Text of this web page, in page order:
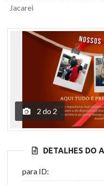
Jacarei
2 do 2
DETALHES DO
para ID: